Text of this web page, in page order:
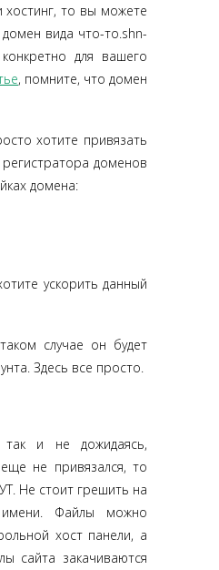
то вы можете
вида что-то.shn-
для вашего
, помните, что домен
хотите привязать
доменов
домена:
ускорить данный
случае он будет
Здесь все просто.
и не дожидаясь,
не привязался, то
Не стоит грешить на
имени. Файлы можно
хост панели, а
сайта закачиваются